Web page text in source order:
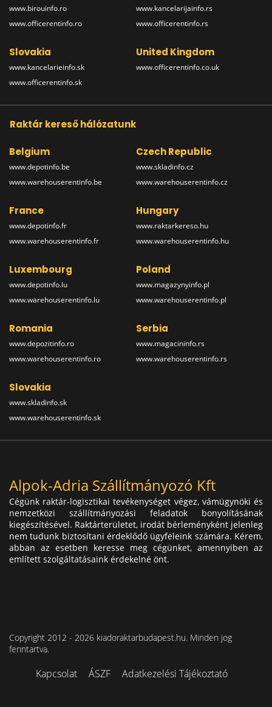
www.birouinfo.ro
www.officerentinfo.ro
www.kancelarijainfo.rs
www.officerentinfo.rs
Slovakia
www.kancelarieinfo.sk
www.officerentinfo.sk
United Kingdom
www.officerentinfo.co.uk
Raktár kereső hálózatunk
Belgium
www.depotinfo.be
www.warehouserentinfo.be
Czech Republic
www.skladinfo.cz
www.warehouserentinfo.cz
France
www.depotinfo.fr
www.warehouserentinfo.fr
Hungary
www.raktarkereso.hu
www.warehouserentinfo.hu
Luxembourg
www.depotinfo.lu
www.warehouserentinfo.lu
Poland
www.magazynyinfo.pl
www.warehouserentinfo.pl
Romania
www.depozitinfo.ro
www.warehouserentinfo.ro
Serbia
www.magacininfo.rs
www.warehouserentinfo.rs
Slovakia
www.skladinfo.sk
www.warehouserentinfo.sk
Alpok-Adria Szállítmányozó Kft
Cégünk raktár-logisztikai tevékenységet végez, vámügynöki és
nemzetközi szállítmányozási feladatok bonyolításának
kiegészítésével. Raktárterületet, irodát bérleményként jelenleg
nem tudunk biztosítani érdeklődő ügyfeleink számára. Kérem,
abban az esetben keresse meg cégünket, amennyiben az
említett szolgáltatásaink érdekelné önt.
Copyright 2012 - 2026 kiadoraktarbudapest.hu. Minden jog
fenntartva.
Kapcsolat ÁSZF Adatkezelési Tájékoztató